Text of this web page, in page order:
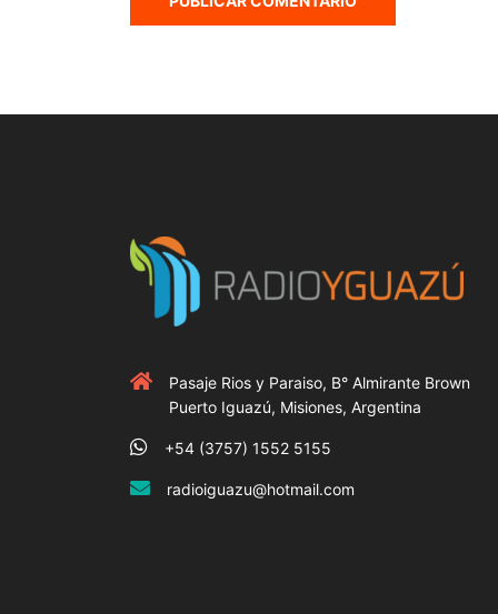
Pasaje Rios y Paraiso, B° Almirante Brown
Puerto Iguazú, Misiones, Argentina
+54 (3757) 1552 5155
radioiguazu@hotmail.com